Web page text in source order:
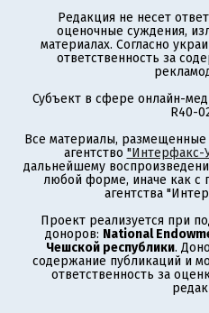
Редакция не несет
оценочные суждения,
материалах. Согласно
ответственность за
Субъект в сфере онлайн-
R40-
Все материалы, размещенные
агентство "Интерфакс-
дальнейшему
любой форме, иначе как с
агентства
Проект реализуется при
доноров: National
Чешской республики.
содержание публикаций и
ответственность за